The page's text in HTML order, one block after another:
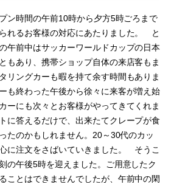
ン時間の午前10時から夕方5時ごろまで
れるお客様の対応にあたりました。 と
午前中はサッカーワールドカップの日本
もあり、携帯ショップ自体の来店客もま
リングカーも暇を持て余す時間もありま
も終わった午後から徐々に来客が増え始
ーにも次々とお客様がやってきてくれま
に答えるだけで、出来たてクレープが食
たのかもしれません。20～30代のカッ
に注文をさばいていきました。 そうこ
の午後5時を迎えました。ご用意したク
ことはできませんでしたが、午前中の閑